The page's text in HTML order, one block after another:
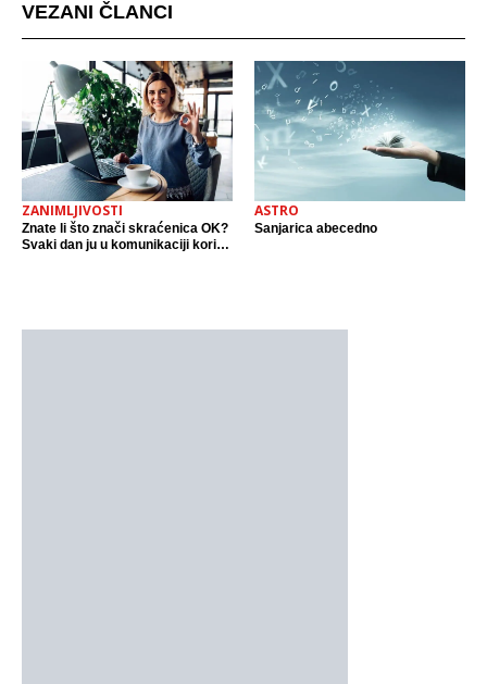
VEZANI ČLANCI
ZANIMLJIVOSTI
Znate li što znači skraćenica OK?
Svaki dan ju u komunikaciji koristi
ASTRO
Sanjarica abecedno